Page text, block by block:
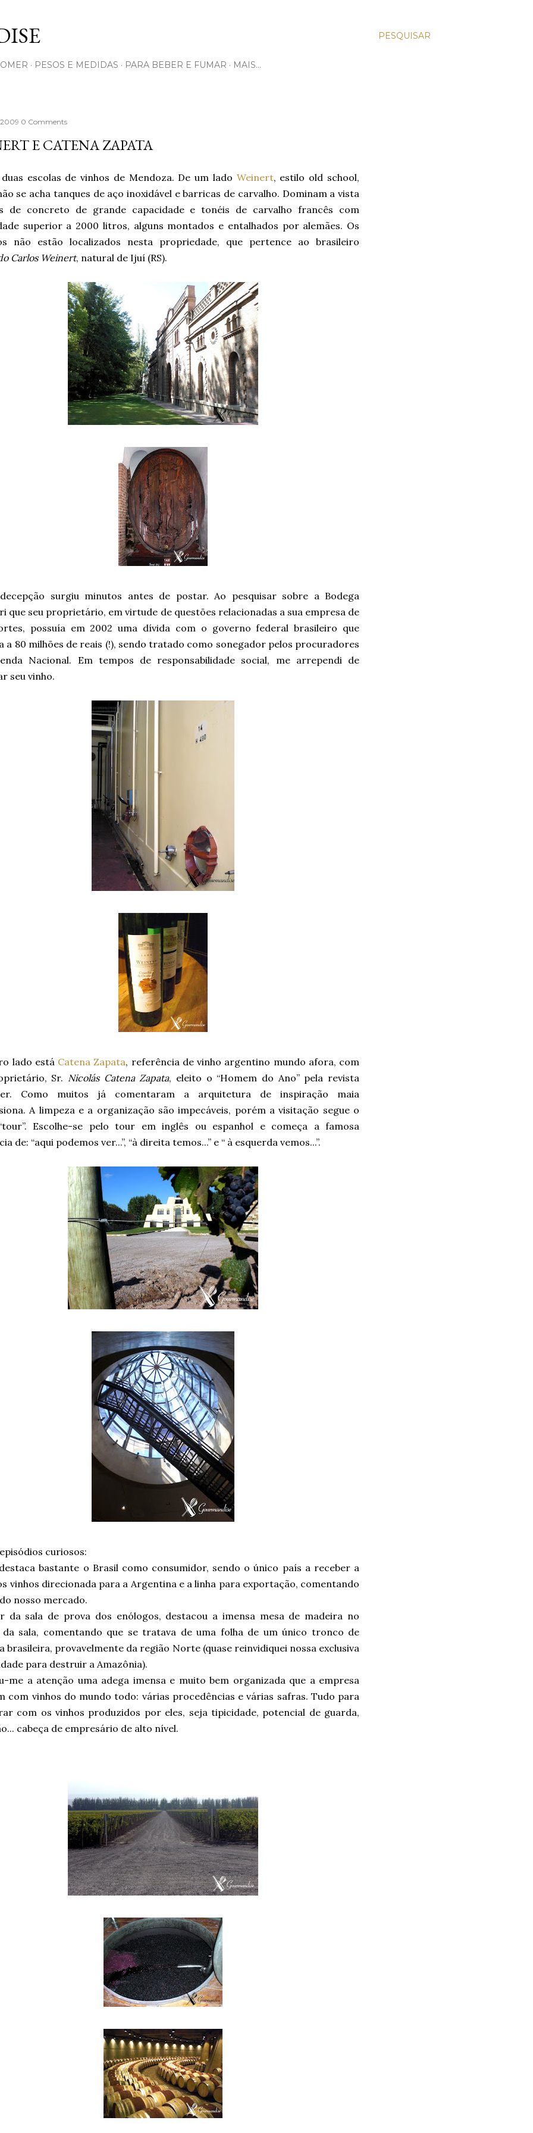
PESQUISAR
PESOS E MEDIDAS PARA BEBER E FUMAR MAIS…
0 Comments
E CATENA ZAPATA
escolas de vinhos de Mendoza. De um lado Weinert, estilo old school,
se acha tanques de aço inoxidável e barricas de carvalho. Dominam a vista
de concreto de grande capacidade e tonéis de carvalho francês com
superior a 2000 litros, alguns montados e entalhados por alemães. Os
não estão localizados nesta propriedade, que pertence ao brasileiro
Carlos Weinert, natural de Ijuí (RS).
surgiu minutos antes de postar. Ao pesquisar sobre a Bodega
que seu proprietário, em virtude de questões relacionadas a sua empresa de
possuía em 2002 uma dívida com o governo federal brasileiro que
a 80 milhões de reais (!), sendo tratado como sonegador pelos procuradores
Nacional. Em tempos de responsabilidade social, me arrependi de
seu vinho.
lado está Catena Zapata, referência de vinho argentino mundo afora, com
Sr. Nicolás Catena Zapata, eleito o “Homem do Ano” pela revista
Como muitos já comentaram a arquitetura de inspiração maia
A limpeza e a organização são impecáveis, porém a visitação segue o
Escolhe-se pelo tour em inglês ou espanhol e começa a famosa
de: “aqui podemos ver...”, “à direita temos...” e “ à esquerda vemos...”.
curiosos:
bastante o Brasil como consumidor, sendo o único país a receber a
vinhos direcionada para a Argentina e a linha para exportação, comentando
nosso mercado.
da sala de prova dos enólogos, destacou a imensa mesa de madeira no
sala, comentando que se tratava de uma folha de um único tronco de
brasileira, provavelmente da região Norte (quase reinvidiquei nossa exclusiva
para destruir a Amazônia).
me a atenção uma adega imensa e muito bem organizada que a empresa
com vinhos do mundo todo: várias procedências e várias safras. Tudo para
com os vinhos produzidos por eles, seja tipicidade, potencial de guarda,
cabeça de empresário de alto nível.